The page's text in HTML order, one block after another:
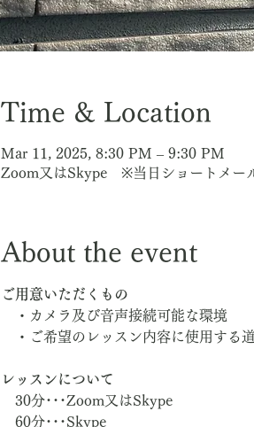
Time & Location
Mar 11, 2025, 8:30 PM – 9:30 PM
Zoom又はSkype ※当日ショートメー
About the event
ご用意いただくもの
・カメラ及び音声接続可能な環境
・ご希望のレッスン内容に使用する
レッスンについて
30分･･･Zoom又はSkype
60分･･･Skype